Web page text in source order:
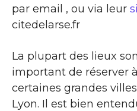
par email , ou via leur
citedelarse.fr
La plupart des lieux
important de réserver
certaines grandes
Lyon. Il est bien